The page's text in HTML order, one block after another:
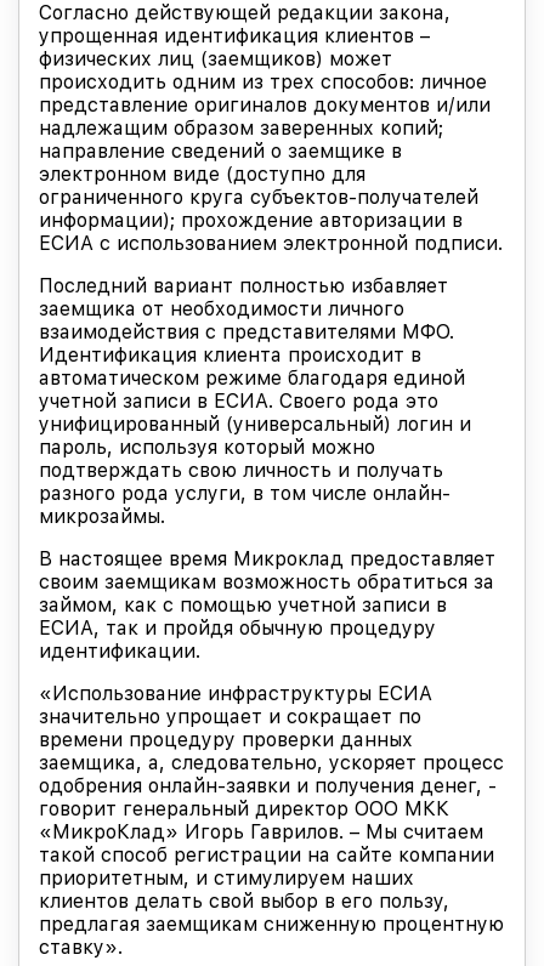
Согласно действующей редакции закона,
упрощенная идентификация клиентов –
физических лиц (заемщиков) может
происходить одним из трех способов: личное
представление оригиналов документов и/или
надлежащим образом заверенных копий;
направление сведений о заемщике в
электронном виде (доступно для
ограниченного круга субъектов-получателей
информации); прохождение авторизации в
ЕСИА с использованием электронной подписи.
Последний вариант полностью избавляет
заемщика от необходимости личного
взаимодействия с представителями МФО.
Идентификация клиента происходит в
автоматическом режиме благодаря единой
учетной записи в ЕСИА. Своего рода это
унифицированный (универсальный) логин и
пароль, используя который можно
подтверждать свою личность и получать
разного рода услуги, в том числе онлайн-
микрозаймы.
В настоящее время Микроклад предоставляет
своим заемщикам возможность обратиться за
займом, как с помощью учетной записи в
ЕСИА, так и пройдя обычную процедуру
идентификации.
«Использование инфраструктуры ЕСИА
значительно упрощает и сокращает по
времени процедуру проверки данных
заемщика, а, следовательно, ускоряет процесс
одобрения онлайн-заявки и получения денег, -
говорит генеральный директор ООО МКК
«МикроКлад» Игорь Гаврилов. – Мы считаем
такой способ регистрации на сайте компании
приоритетным, и стимулируем наших
клиентов делать свой выбор в его пользу,
предлагая заемщикам сниженную процентную
ставку».